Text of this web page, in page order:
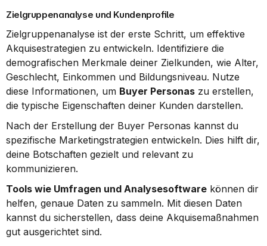
Zielgruppenanalyse und Kundenprofile
Zielgruppenanalyse ist der erste Schritt, um effektive
Akquisestrategien zu entwickeln. Identifiziere die
demografischen Merkmale deiner Zielkunden, wie Alter,
Geschlecht, Einkommen und Bildungsniveau. Nutze
diese Informationen, um Buyer Personas zu erstellen,
die typische Eigenschaften deiner Kunden darstellen.
Nach der Erstellung der Buyer Personas kannst du
spezifische Marketingstrategien entwickeln. Dies hilft dir,
deine Botschaften gezielt und relevant zu
kommunizieren.
Tools wie Umfragen und Analysesoftware können dir
helfen, genaue Daten zu sammeln. Mit diesen Daten
kannst du sicherstellen, dass deine Akquisemaßnahmen
gut ausgerichtet sind.